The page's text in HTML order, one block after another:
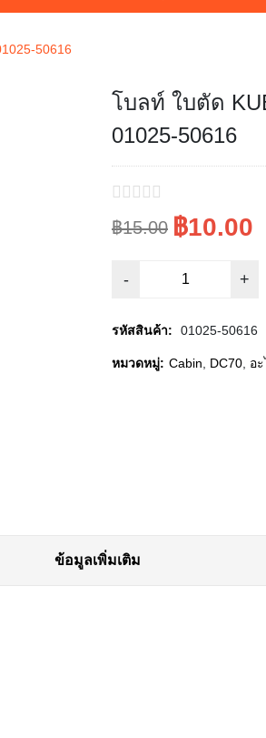
50616
โบลท์ ใบตัด
01025-50616
฿15.00
Original
price
was:
฿15.00.
฿10.00
Current
price
is:
฿10.00.
รหัสสินค้า: 01025-50616
หมวดหมู่: Cabin DC70 อ
ข้อมูลเพิ่มเติม